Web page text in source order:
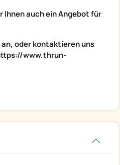
auch ein Angebot für
oder kontaktieren uns
www.thrun-